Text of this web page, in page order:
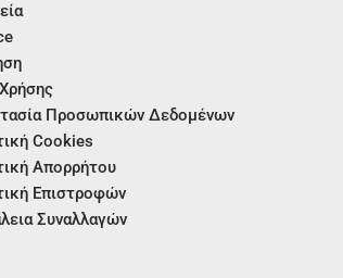
Προσωπικών Δεδομένων
Cookies
Απορρήτου
Επιστροφών
Συναλλαγών